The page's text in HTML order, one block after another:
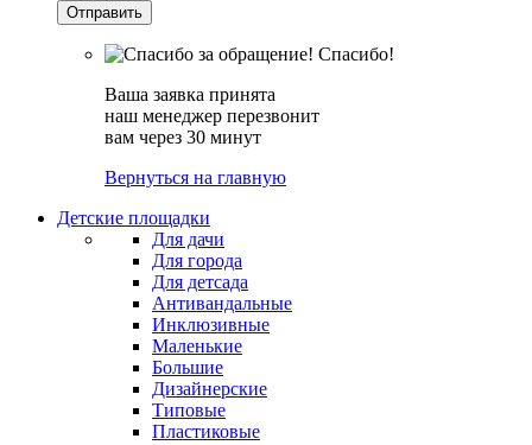
Спасибо!
Ваша заявка принята
наш менеджер перезвонит
вам через 30 минут
Вернуться на главную
Детские площадки
Для дачи
Для города
Для детсада
Антивандальные
Инклюзивные
Маленькие
Большие
Дизайнерские
Типовые
Пластиковые